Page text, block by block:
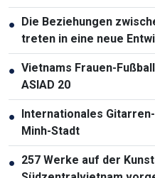
Stadt vor
● Die Beziehungen
treten in eine neue
● Vietnams Frauen-
ASIAD 20
● Internationales
Minh-Stadt
● 257 Werke auf der